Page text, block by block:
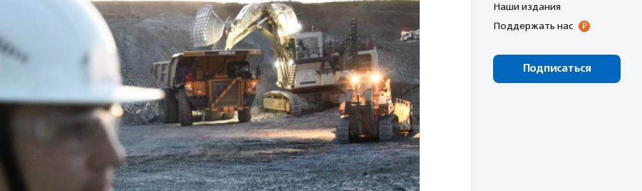
Наши издания
Поддержать нас
Подписаться